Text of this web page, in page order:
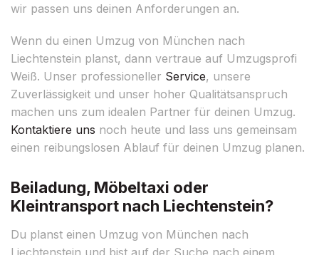
wir passen uns deinen Anforderungen an.
Wenn du einen Umzug von München nach
Liechtenstein planst, dann vertraue auf Umzugsprofi
Weiß. Unser professioneller Service, unsere
Zuverlässigkeit und unser hoher Qualitätsanspruch
machen uns zum idealen Partner für deinen Umzug.
Kontaktiere uns noch heute und lass uns gemeinsam
einen reibungslosen Ablauf für deinen Umzug planen.
Beiladung, Möbeltaxi oder
Kleintransport nach Liechtenstein?
Du planst einen Umzug von München nach
Liechtenstein und bist auf der Suche nach einem